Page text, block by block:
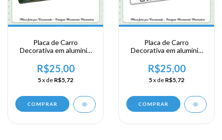
Placa de Carro
Decorativa em alumínio
Ásiatico - Singapura
R$25,00
5x de R$5,72
COMPRAR
Placa de Carro
Decorativa em alumínio
Ásiatico - Singapura
R$25,00
5x de R$5,72
COMPRAR